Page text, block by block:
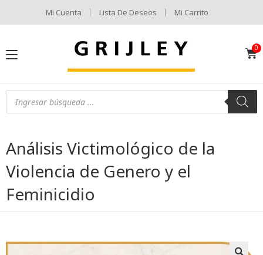
Mi Cuenta Lista De Deseos Mi Carrito
Análisis Victimológico de la
Violencia de Genero y el
Feminicidio